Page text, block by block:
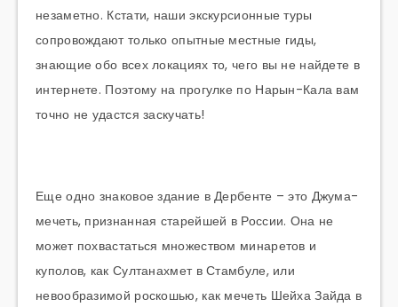
незаметно. Кстати, наши экскурсионные туры
сопровождают только опытные местные гиды,
знающие обо всех локациях то, чего вы не найдете в
интернете. Поэтому на прогулке по Нарын-Кала вам
точно не удастся заскучать!
Еще одно знаковое здание в Дербенте – это Джума-
мечеть, признанная старейшей в России. Она не
может похвастаться множеством минаретов и
куполов, как Султанахмет в Стамбуле, или
невообразимой роскошью, как мечеть Шейха Зайда в